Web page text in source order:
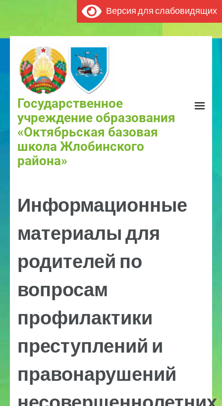
Версия для слабовидящих
Государственное
учреждение образования
«Октябрьская базовая
школа Жлобинского
района»
Информационные
материалы для
родителей по
вопросам
профилактики
преступлений и
правонарушений